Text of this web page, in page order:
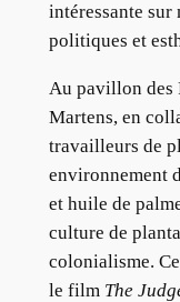
intéressante sur
politiques et
Au pavillon des
Martens, en
travailleurs de
environnement
et huile de
culture de
colonialisme.
le film The